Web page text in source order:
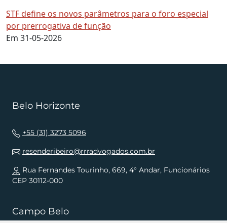
STF define os novos parâmetros para o foro especial
por prerrogativa de função
Em 31-05-2026
Belo Horizonte
+55 (31) 3273 5096
resenderibeiro@rrradvogados.com.br
Rua Fernandes Tourinho, 669, 4° Andar, Funcionários
CEP 30112-000
Campo Belo